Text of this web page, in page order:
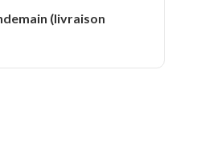
(livraison